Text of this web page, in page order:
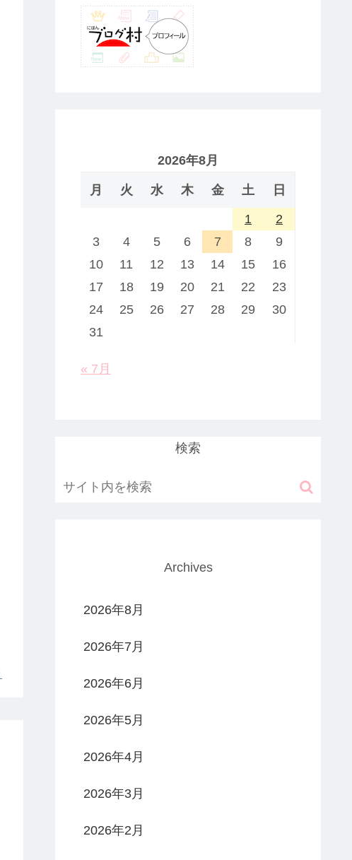
2026年8月
月 火 水 木 金 土 日
1
2
3
4 5 6 7 8
9
10
11 12 13 14 15
16
17
18 19 20 21 22
23
24
25 26 27 28 29
30
31
« 7月
検索
Archives
2026年8月
2026年7月
2026年6月
2026年5月
2026年4月
2026年3月
2026年2月